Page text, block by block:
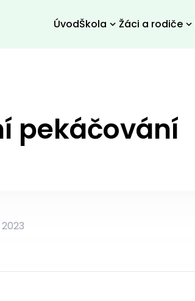
ÚvodŠkola Žáci a rodiče
pekáčování
2023